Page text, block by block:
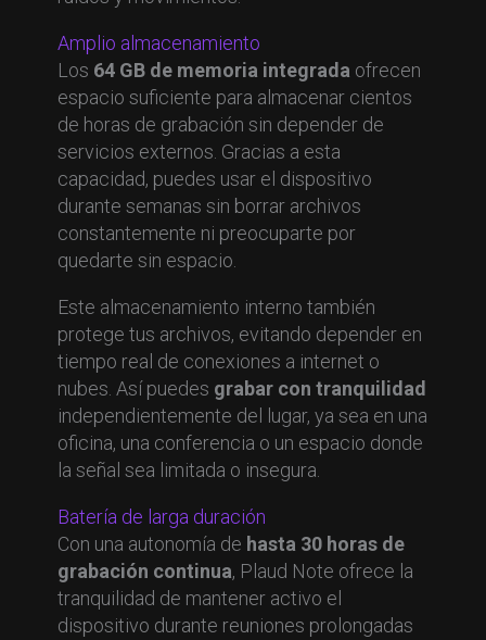
Amplio almacenamiento
Los 64 GB de memoria integrada ofrecen
espacio suficiente para almacenar cientos
de horas de grabación sin depender de
servicios externos. Gracias a esta
capacidad, puedes usar el dispositivo
durante semanas sin borrar archivos
constantemente ni preocuparte por
quedarte sin espacio.
Este almacenamiento interno también
protege tus archivos, evitando depender en
tiempo real de conexiones a internet o
nubes. Así puedes grabar con tranquilidad
independientemente del lugar, ya sea en una
oficina, una conferencia o un espacio donde
la señal sea limitada o insegura.
Batería de larga duración
Con una autonomía de hasta 30 horas de
grabación continua, Plaud Note ofrece la
tranquilidad de mantener activo el
dispositivo durante reuniones prolongadas